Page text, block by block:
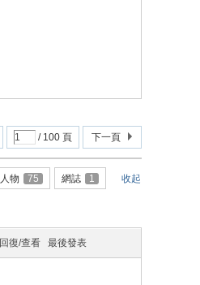
/ 100 頁 下一頁
收起
人物 75 網誌 1
回復/查看 最後發表